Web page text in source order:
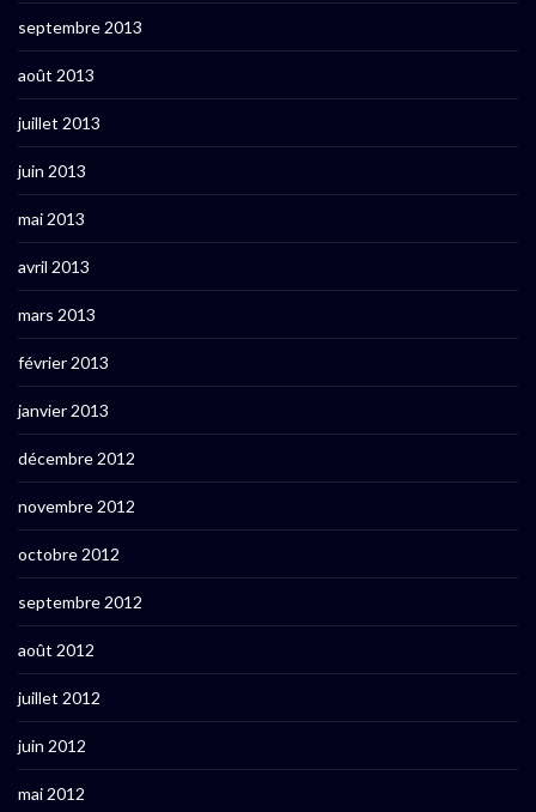
septembre 2013
août 2013
juillet 2013
juin 2013
mai 2013
avril 2013
mars 2013
février 2013
janvier 2013
décembre 2012
novembre 2012
octobre 2012
septembre 2012
août 2012
juillet 2012
juin 2012
mai 2012